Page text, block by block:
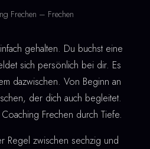
Frechen – Frechen
gehalten. Du buchst eine
sich persönlich bei dir. Es
dazwischen. Von Beginn an
der dich auch begleitet.
Frechen durch Tiefe.
Regel zwischen sechzig und